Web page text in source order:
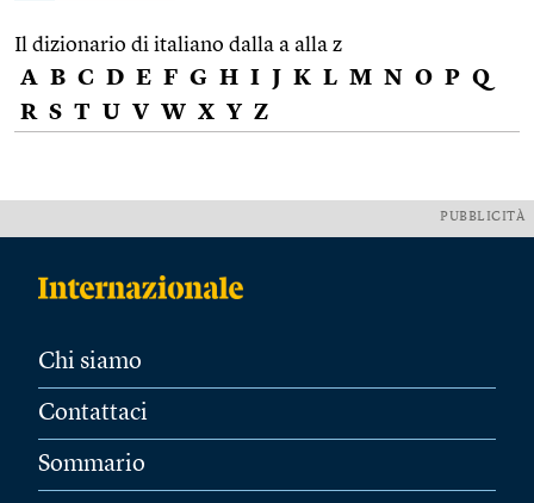
Il dizionario di italiano dalla a alla z
A B C D E F G H I J K L M N O P Q
R S T U V W X Y Z
PUBBLICITÀ
Chi siamo
Contattaci
Sommario